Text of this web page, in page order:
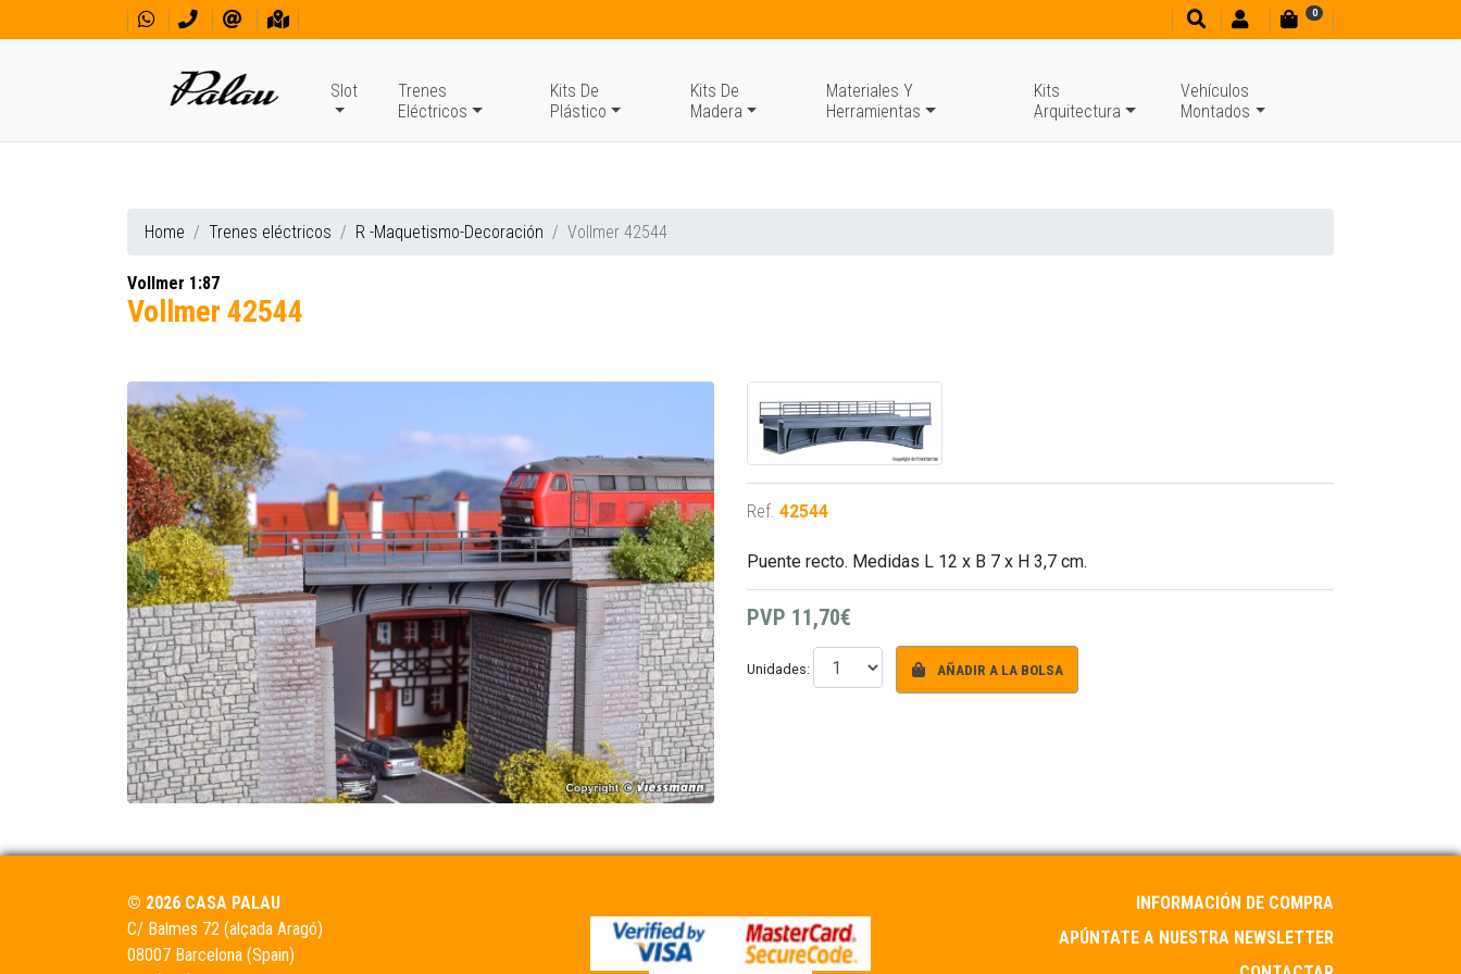
0
Slot
Trenes
Eléctricos
Kits De
Plástico
Kits De
Madera
Materiales Y
Herramientas
Kits
Arquitectura
Vehículos
Montados
Home Trenes eléctricos R -Maquetismo-Decoración Vollmer 42544
Vollmer 1:87
Vollmer 42544
Ref. 42544
Puente recto. Medidas L 12 x B 7 x H 3,7 cm.
PVP 11,70€
Unidades: AÑADIR A LA BOLSA
© 2026 CASA PALAU
C/ Balmes 72 (alçada Aragó)
08007 Barcelona (Spain)
INFORMACIÓN DE COMPRA
APÚNTATE A NUESTRA NEWSLETTER